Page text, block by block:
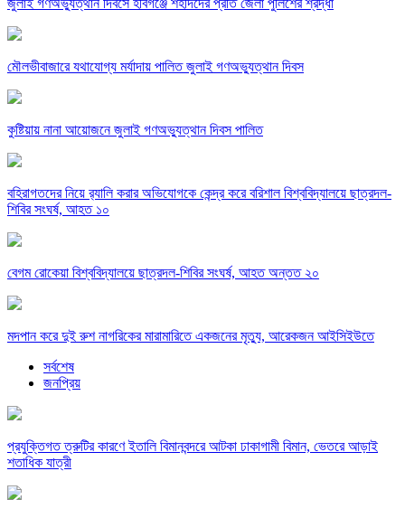
জুলাই গণঅভ্যুত্থান দিবসে হবিগঞ্জে শহীদদের প্রতি জেলা পুলিশের শ্রদ্ধা
মৌলভীবাজারে যথাযোগ্য মর্যাদায় পালিত জুলাই গণঅভ্যুত্থান দিবস
কুষ্টিয়ায় নানা আয়োজনে জুলাই গণঅভ্যুত্থান দিবস পালিত
বহিরাগতদের নিয়ে র‍্যালি করার অভিযোগকে কেন্দ্র করে বরিশাল বিশ্ববিদ্যালয়ে ছাত্রদল-
শিবির সংঘর্ষ, আহত ১০
বেগম রোকেয়া বিশ্ববিদ্যালয়ে ছাত্রদল-শিবির সংঘর্ষ, আহত অন্তত ২০
মদপান করে দুই রুশ নাগরিকের মারামারিতে একজনের মৃত্যু, আরেকজন আইসিইউতে
সর্বশেষ
জনপ্রিয়
প্রযুক্তিগত ত্রুটির কারণে ইতালি বিমানবন্দরে আটকা ঢাকাগামী বিমান, ভেতরে আড়াই
শতাধিক যাত্রী